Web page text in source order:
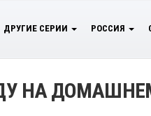
ДРУГИЕ СЕРИИ РОССИЯ
НА